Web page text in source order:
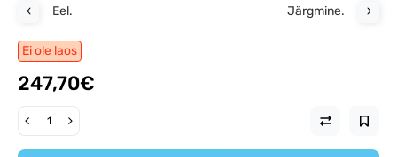
Eel. Järgmine.
Ei ole laos
247,70€